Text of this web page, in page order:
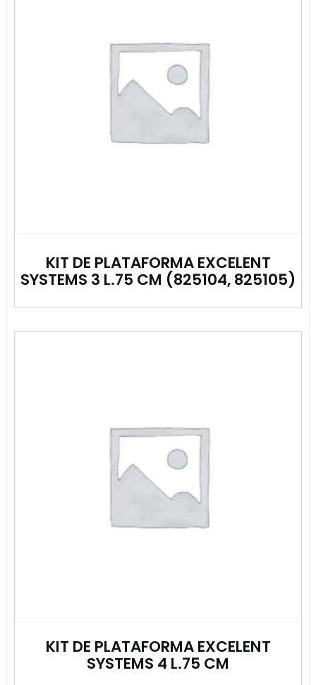
KIT DE PLATAFORMA EXCELENT
SYSTEMS 3 L.75 CM (825104, 825105)
KIT DE PLATAFORMA EXCELENT
SYSTEMS 4 L.75 CM